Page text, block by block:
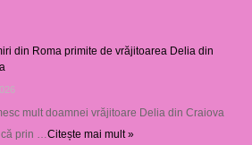
din Roma primite de vrăjitoarea Delia din
mult doamnei vrăjitoare Delia din Craiova
prin … Citește mai mult »